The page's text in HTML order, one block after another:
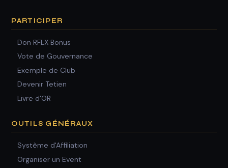
PARTICIPER
Don RFLX Bonus
Vote de Gouvernance
Exemple de Club
Devenir Tetien
Livre d'OR
OUTILS GÉNÉRAUX
Système d'Affiliation
Organiser un Event